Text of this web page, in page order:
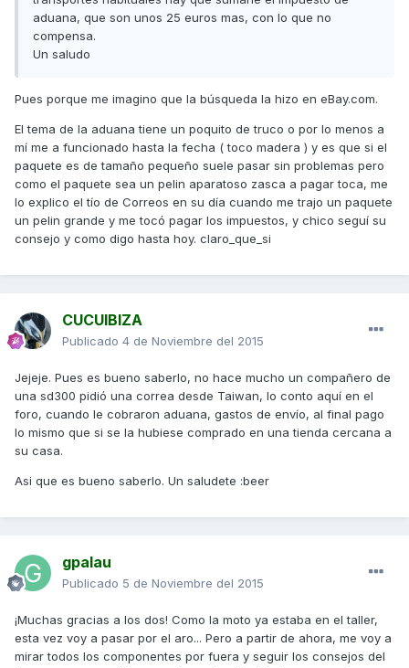
aduana, que son unos 25 euros mas, con lo que no
compensa.
Un saludo
Pues porque me imagino que la búsqueda la hizo en eBay.com.
El tema de la aduana tiene un poquito de truco o por lo menos a
mí me a funcionado hasta la fecha ( toco madera ) y es que si el
paquete es de tamaño pequeño suele pasar sin problemas pero
como el paquete sea un pelin aparatoso zasca a pagar toca, me
lo explico el tío de Correos en su día cuando me trajo un paquete
un pelin grande y me tocó pagar los impuestos, y chico seguí su
consejo y como digo hasta hoy. claro_que_si
CUCUIBIZA
Publicado 4 de Noviembre del 2015
Jejeje. Pues es bueno saberlo, no hace mucho un compañero de
una sd300 pidió una correa desde Taiwan, lo conto aquí en el
foro, cuando le cobraron aduana, gastos de envío, al final pago
lo mismo que si se la hubiese comprado en una tienda cercana a
su casa.
Asi que es bueno saberlo. Un saludete :beer
gpalau
Publicado 5 de Noviembre del 2015
¡Muchas gracias a los dos! Como la moto ya estaba en el taller,
esta vez voy a pasar por el aro... Pero a partir de ahora, me voy a
mirar todos los componentes por fuera y seguir los consejos del